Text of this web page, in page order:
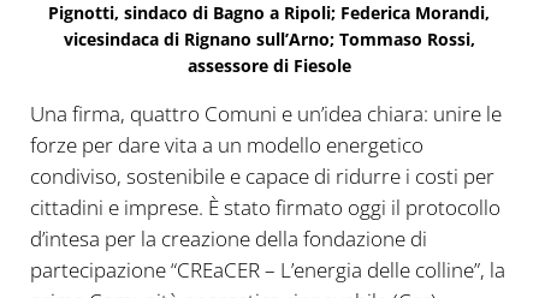
Pignotti, sindaco di Bagno a Ripoli; Federica Morandi,
vicesindaca di Rignano sull’Arno; Tommaso Rossi,
assessore di Fiesole
Una firma, quattro Comuni e un’idea chiara: unire le
forze per dare vita a un modello energetico
condiviso, sostenibile e capace di ridurre i costi per
cittadini e imprese. È stato firmato oggi il protocollo
d’intesa per la creazione della fondazione di
partecipazione “CREaCER – L’energia delle colline”, la